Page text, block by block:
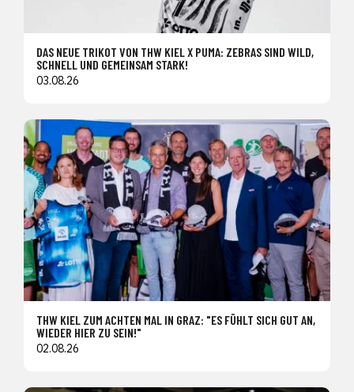
DAS NEUE TRIKOT VON THW KIEL X PUMA: ZEBRAS SIND WILD,
SCHNELL UND GEMEINSAM STARK!
03.08.26
THW KIEL ZUM ACHTEN MAL IN GRAZ: "ES FÜHLT SICH GUT AN,
WIEDER HIER ZU SEIN!"
02.08.26